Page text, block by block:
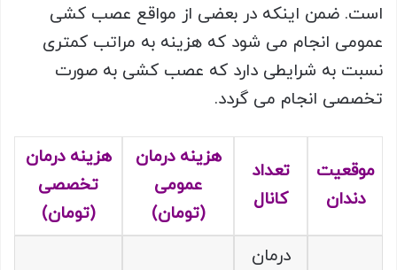
است. ضمن اینکه در بعضی از مواقع عصب کشی
عمومی انجام می شود که هزینه به مراتب کمتری
نسبت به شرایطی دارد که عصب کشی به صورت
تخصصی انجام می گردد.
موقعیت
دندان
تعداد
کانال
هزینه درمان
عمومی
(تومان)
هزینه درمان
تخصصی
(تومان)
درمان